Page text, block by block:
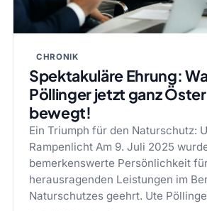
CHRONIK
Spektakuläre Ehrung:
Pöllinger jetzt ganz
bewegt!
Ein Triumph für den Naturschutz:
Rampenlicht Am 9. Juli 2025
bemerkenswerte Persönlichkeit
herausragenden Leistungen im
Naturschutzes geehrt. Ute